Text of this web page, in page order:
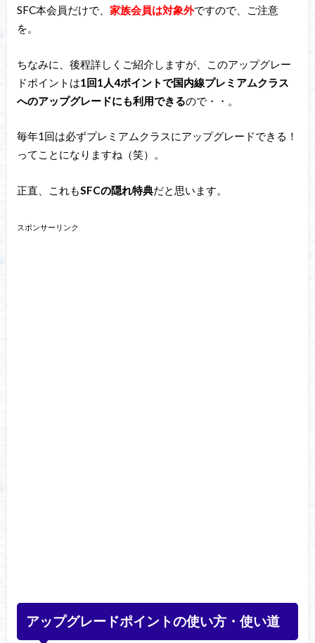
SFC本会員だけで、 家族会員は対象外ですので、ご注意
を。
ちなみに、後程詳しくご紹介しますが、このアップグレー
ドポイントは1回1人4ポイントで国内線プレミアムクラス
へのアップグレードにも利用できるので・・。
毎年1回は必ずプレミアムクラスにアップグレードできる！
ってことになりますね（笑）。
正直、これもSFCの隠れ特典だと思います。
スポンサーリンク
アップグレードポイントの使い方・使い道